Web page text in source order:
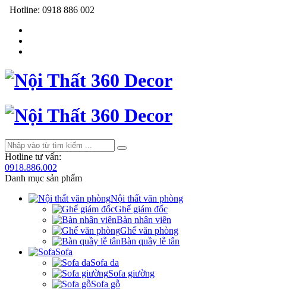
Hotline: 0918 886 002
Hotline tư vấn:
0918.886.002
Danh mục sản phẩm
Nội thất văn phòng
Ghế giám đốc
Bàn nhân viên
Ghế văn phòng
Bàn quầy lễ tân
Sofa
Sofa da
Sofa giường
Sofa gỗ